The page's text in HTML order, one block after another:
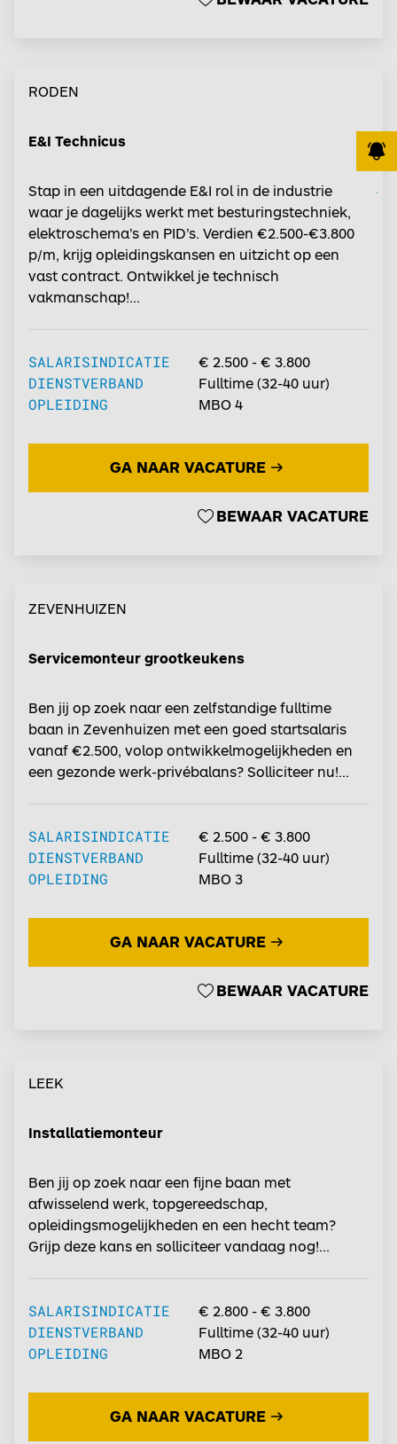
RODEN
E&I Technicus
Stap in een uitdagende E&I rol in de industrie
waar je dagelijks werkt met besturingstechniek,
elektroschema’s en PID’s. Verdien €2.500-€3.800
p/m, krijg opleidingskansen en uitzicht op een
vast contract. Ontwikkel je technisch
vakmanschap!...
SALARISINDICATIE € 2.500 - € 3.800
DIENSTVERBAND Fulltime (32-40 uur)
OPLEIDING MBO 4
BEWAAR VACATURE
GA NAAR VACATURE
ZEVENHUIZEN
Servicemonteur grootkeukens
Ben jij op zoek naar een zelfstandige fulltime
baan in Zevenhuizen met een goed startsalaris
vanaf €2.500, volop ontwikkelmogelijkheden en
een gezonde werk-privébalans? Solliciteer nu!...
SALARISINDICATIE € 2.500 - € 3.800
DIENSTVERBAND Fulltime (32-40 uur)
OPLEIDING MBO 3
BEWAAR VACATURE
GA NAAR VACATURE
LEEK
Installatiemonteur
Ben jij op zoek naar een fijne baan met
afwisselend werk, topgereedschap,
opleidingsmogelijkheden en een hecht team?
Grijp deze kans en solliciteer vandaag nog!...
SALARISINDICATIE € 2.800 - € 3.800
DIENSTVERBAND Fulltime (32-40 uur)
OPLEIDING MBO 2
GA NAAR VACATURE